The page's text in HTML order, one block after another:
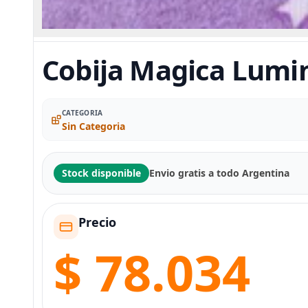
Cobija Magica
CATEGORIA
Sin Categoria
Stock disponible Envio gratis a todo Argentina
Precio
$ 78.034